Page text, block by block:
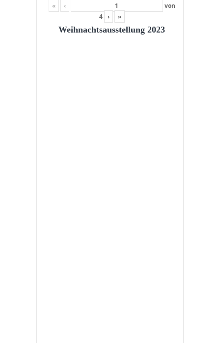
« ‹
von
4 › »
Weihnachtsausstellung 2023